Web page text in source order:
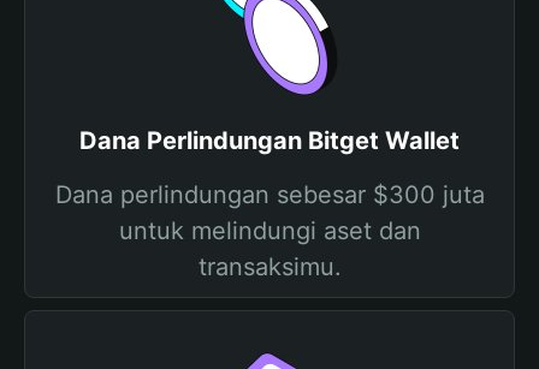
Dana Perlindungan Bitget Wallet
Dana perlindungan sebesar $300 juta
untuk melindungi aset dan
transaksimu.